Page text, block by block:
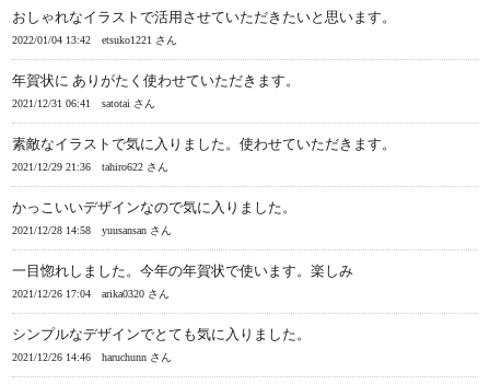
おしゃれなイラストで活用させていただきたいと思います。
2022/01/04 13:42 etsuko1221 さん
年賀状に ありがたく使わせていただきます。
2021/12/31 06:41 satotai さん
素敵なイラストで気に入りました。使わせていただきます。
2021/12/29 21:36 tahiro622 さん
かっこいいデザインなので気に入りました。
2021/12/28 14:58 yuusansan さん
一目惚れしました。今年の年賀状で使います。楽しみ
2021/12/26 17:04 arika0320 さん
シンプルなデザインでとても気に入りました。
2021/12/26 14:46 haruchunn さん